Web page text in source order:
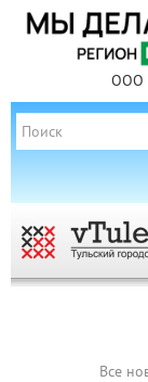
ООО
Все